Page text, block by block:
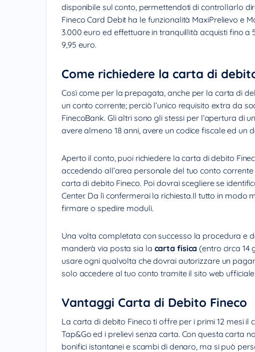
disponibile sul conto, permettendoti di controllarlo
Fineco Card Debit ha le funzionalità MaxiPrelievo e
3.000 euro ed effettuare in tranquillità acquisti fino
9,95 euro.
Come richiedere la carta di
Così come per la prepagata, anche per la carta di
un conto corrente; perciò l’unico requisito extra da
FinecoBank. Gli altri sono gli stessi per l’apertura di
avere almeno 18 anni, avere un codice fiscale ed un
Aperto il conto, puoi richiedere la carta di debito
accedendo all’area personale del tuo conto
carta di debito Fineco. Poi dovrai scegliere se
Center. Da lì confermerai la richiesta.Il tutto in modo
firmare o spedire moduli.
Una volta completata con successo la procedura e
manderà via posta sia la carta fisica (entro circa 14
usare ogni qualvolta che dovrai autorizzare un
solo accedere al tuo conto tramite il sito web ufficiale
Vantaggi Carta di Debito Fineco
La carta di debito Fineco ti offre per i primi 12 mesi
Tap&Go ed i prelievi senza carta. Con questa carta
bonifici istantanei e scambi di denaro, ma si può